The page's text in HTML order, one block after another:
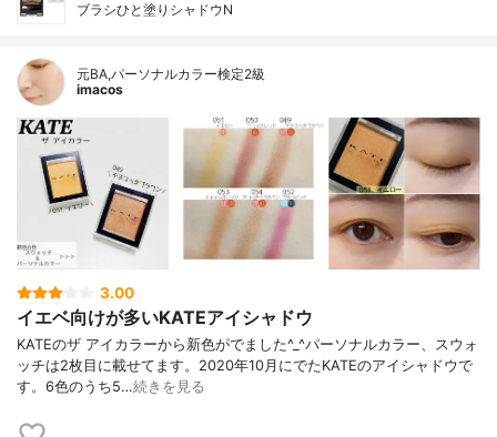
ブラシひと塗りシャドウN
元BA,パーソナルカラー検定2級
imacos
3.00
イエベ向けが多いKATEアイシャドウ
KATEのザ アイカラーから新色がでました^_^パーソナルカラー、スウォ
ッチは2枚目に載せてます。2020年10月にでたKATEのアイシャドウで
す。6色のうち5…続きを見る